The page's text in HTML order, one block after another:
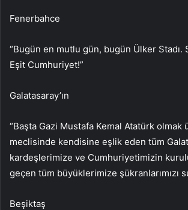
Fenerbahce
“Bugün en mutlu gün, bugün Ülker Stadı.
Eşit Cumhuriyet!”
Galatasaray’ın
“Başta Gazi Mustafa Kemal Atatürk olmak
meclisinde kendisine eşlik eden tüm
kardeşlerimize ve Cumhuriyetimizin
geçen tüm büyüklerimize şükranlarımızı
Beşiktaş